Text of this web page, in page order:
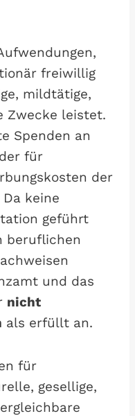
freiwillig
mildtätige,
Zwecke leistet.
Spenden an
für
der
keine
geführt
beruflichen
und das
nicht
als erfüllt an.
für
gesellige,